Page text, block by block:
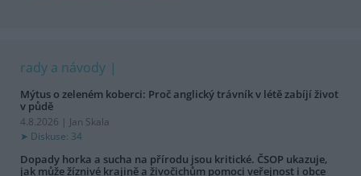
rady a návody
Mýtus o zeleném koberci: Proč anglický trávník v létě zabíjí život
v půdě
4.8.2026 | Jan Skala
Diskuse: 34
Dopady horka a sucha na přírodu jsou kritické. ČSOP ukazuje,
jak může žíznivé krajině a živočichům pomoci veřejnost i obce